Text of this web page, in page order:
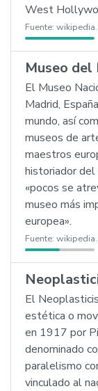
West
Fuente:
Museo del
El Museo
Madrid,
mundo, así
museos de
maestros
historiador del
«pocos se
museo más
europea».
Fuente:
El
estética o
en 1917 por
denominado
paralelismo
vinculado al